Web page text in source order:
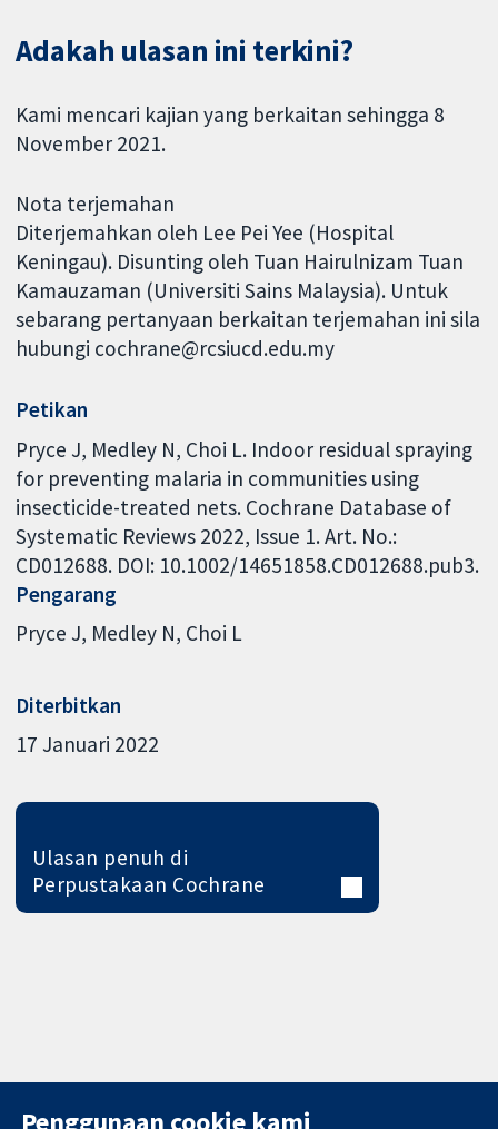
Adakah ulasan ini terkini?
Kami mencari kajian yang berkaitan sehingga 8
November 2021.
Nota terjemahan
Diterjemahkan oleh Lee Pei Yee (Hospital
Keningau). Disunting oleh Tuan Hairulnizam Tuan
Kamauzaman (Universiti Sains Malaysia). Untuk
sebarang pertanyaan berkaitan terjemahan ini sila
hubungi cochrane@rcsiucd.edu.my
Petikan
Pryce J, Medley N, Choi L. Indoor residual spraying
for preventing malaria in communities using
insecticide-treated nets. Cochrane Database of
Systematic Reviews 2022, Issue 1. Art. No.:
CD012688. DOI: 10.1002/14651858.CD012688.pub3.
Pengarang
Pryce J Medley N Choi L
Diterbitkan
17 Januari 2022
Ulasan penuh di
Perpustakaan Cochrane
Penggunaan cookie kami